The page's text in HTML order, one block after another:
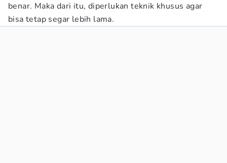
benar. Maka dari itu, diperlukan teknik khusus agar
bisa tetap segar lebih lama.